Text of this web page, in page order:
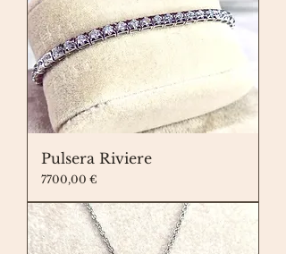
Pulsera Riviere
Precio
7700,00 €